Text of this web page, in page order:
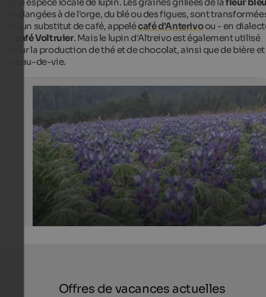
Aus Lupine einen Kaffee machen, ja das ist möglich
1887 tradition in Altrei.
Verein der Altreier Lupinenkaffee-Anbauer
mélangées à de l'orge, du blé ou des figues, sont
en un substitut de café, appelécafé d'Anterivoou - en
café Voltruier. Mais le lupin d'Altreivo est également utilisé
pour la production de thé et de chocolat, ainsi que de bière et
d'eau-de-vie.
Offres de vacances actuelles